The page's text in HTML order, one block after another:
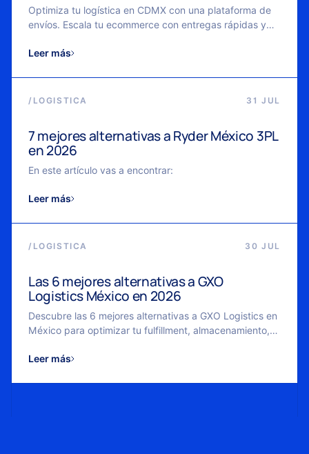
Optimiza tu logística en CDMX con una plataforma de
envíos. Escala tu ecommerce con entregas rápidas y
Leer más
/ LOGISTICA 31 JUL
7 mejores alternativas a Ryder México 3PL
en 2026
En este artículo vas a encontrar:
Leer más
/ LOGISTICA 30 JUL
Las 6 mejores alternativas a GXO
Logistics México en 2026
Descubre las 6 mejores alternativas a GXO Logistics en
México para optimizar tu fulfillment, almacenamiento,
Leer más